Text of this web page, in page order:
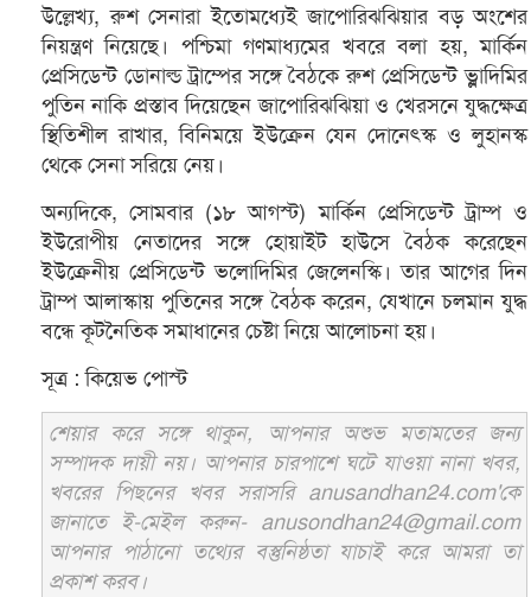
উল্লেখ্য, রুশ সেনারা ইতোমধ্যেই জাপোরিঝঝিয়ার বড় অংশের
নিয়ন্ত্রণ নিয়েছে। পশ্চিমা গণমাধ্যমের খবরে বলা হয়, মার্কিন
প্রেসিডেন্ট ডোনাল্ড ট্রাম্পের সঙ্গে বৈঠকে রুশ প্রেসিডেন্ট ভ্লাদিমির
পুতিন নাকি প্রস্তাব দিয়েছেন জাপোরিঝঝিয়া ও খেরসনে যুদ্ধক্ষেত্র
স্থিতিশীল রাখার, বিনিময়ে ইউক্রেন যেন দোনেৎস্ক ও লুহানস্ক
থেকে সেনা সরিয়ে নেয়।
অন্যদিকে, সোমবার (১৮ আগস্ট) মার্কিন প্রেসিডেন্ট ট্রাম্প ও
ইউরোপীয় নেতাদের সঙ্গে হোয়াইট হাউসে বৈঠক করেছেন
ইউক্রেনীয় প্রেসিডেন্ট ভলোদিমির জেলেনস্কি। তার আগের দিন
ট্রাম্প আলাস্কায় পুতিনের সঙ্গে বৈঠক করেন, যেখানে চলমান যুদ্ধ
বন্ধে কূটনৈতিক সমাধানের চেষ্টা নিয়ে আলোচনা হয়।
সূত্র : কিয়েভ পোস্ট
শেয়ার করে সঙ্গে থাকুন, আপনার অশুভ মতামতের জন্য
সম্পাদক দায়ী নয়। আপনার চারপাশে ঘটে যাওয়া নানা খবর,
খবরের পিছনের খবর সরাসরি anusandhan24.com'কে
জানাতে ই-মেইল করুন- anusondhan24@gmail.com
আপনার পাঠানো তথ্যের বস্তুনিষ্ঠতা যাচাই করে আমরা তা
প্রকাশ করব।